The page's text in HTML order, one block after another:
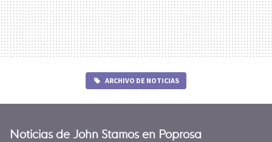
ARCHIVO DE NOTICIAS
Noticias de John Stamos en Poprosa